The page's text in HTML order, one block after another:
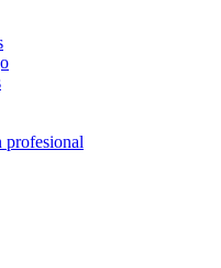
profesional